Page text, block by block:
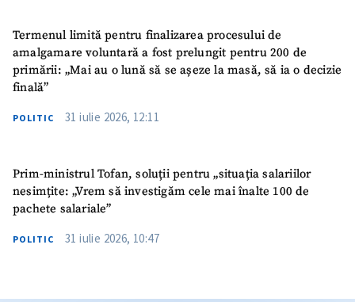
Termenul limită pentru finalizarea procesului de
amalgamare voluntară a fost prelungit pentru 200 de
primării: „Mai au o lună să se așeze la masă, să ia o decizie
finală”
POLITIC 31 iulie 2026, 12:11
Prim-ministrul Tofan, soluții pentru „situația salariilor
nesimțite: „Vrem să investigăm cele mai înalte 100 de
pachete salariale”
POLITIC 31 iulie 2026, 10:47